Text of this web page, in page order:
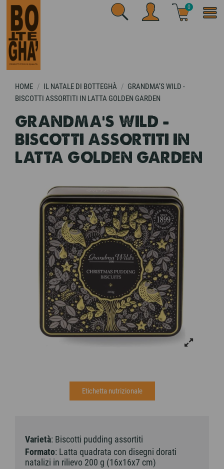
0
HOME IL NATALE DI BOTTEGHÀ
GRANDMA’S WILD -
BISCOTTI ASSORTITI IN LATTA GOLDEN GARDEN
GRANDMA’S WILD -
BISCOTTI ASSORTITI IN
LATTA GOLDEN GARDEN
Etichetta nutrizionale
Varietà: Biscotti pudding assortiti
Formato: Latta quadrata con disegni dorati
natalizi in rilievo 200 g (16x16x7 cm)